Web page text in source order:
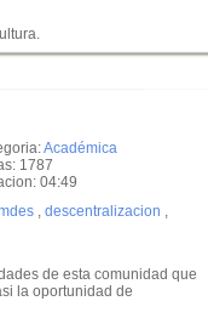
Académica
1787
04:49
, descentralizacion ,
de esta comunidad que
la oportunidad de